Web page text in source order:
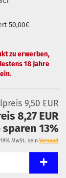
50,00€
zu erwerben,
18 Jahre
9,50 EUR
8,27 EUR
sparen 13%
MwSt. kein Versand